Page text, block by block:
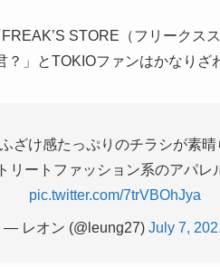
STORE（フリークス
」とTOKIOファンはかなりざ
ざけ感たっぷりのチラシが素
リートファッション系のアパレ
pic.twitter.com/7trVBOhJya
— レオン (@leung27) July 7,